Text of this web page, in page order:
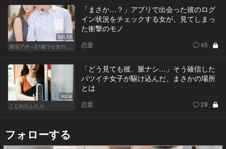
Vol.10
「まさか…？」アプリで出会った彼のログ
イン状況をチェックする女が、見てしまっ
た衝撃のモノ
恋愛 45
Vol.4
こじれたふたり
「どう見ても彼、脈ナシ…」そう確信した
バツイチ女子が駆け込んだ、まさかの場所
とは
恋愛 28
フォローする